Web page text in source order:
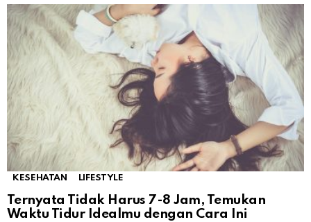
KESEHATAN LIFESTYLE
Ternyata Tidak Harus 7-8 Jam, Temukan
Waktu Tidur Idealmu dengan Cara Ini